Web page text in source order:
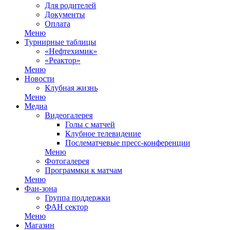
Для родителей
Документы
Оплата
Меню
Турнирные таблицы
«Нефтехимик»
«Реактор»
Меню
Новости
Клубная жизнь
Меню
Медиа
Видеогалерея
Голы с матчей
Клубное телевидение
Послематчевые пресс-конференции
Меню
Фотогалерея
Программки к матчам
Меню
Фан-зона
Группа поддержки
ФАН сектор
Меню
Магазин